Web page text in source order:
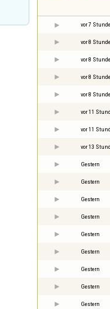
vor 7
vor 8
vor 8
vor 8
vor 8
vor 11
vor 11
vor 13
Gestern
Gestern
Gestern
Gestern
Gestern
Gestern
Gestern
Gestern
Gestern